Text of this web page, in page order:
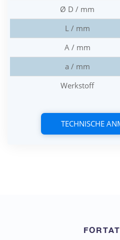
Ø D / mm
L / mm
A / mm
a / mm
Werkstoff
TECHNISCHE